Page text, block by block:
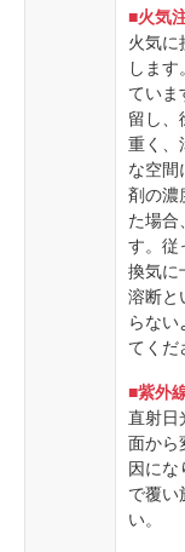
■火気
火気に
しま
ていま
留し、
重く、
な空間
剤の濃
た場合
す。従
換気に
溶断と
らない
てくだ
■紫外
直射日
面から
因にな
で覆い
い。